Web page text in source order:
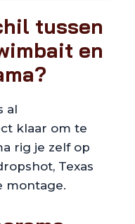
tussen
en
al
klaar om te
rig je zelf op
Texas
montage.